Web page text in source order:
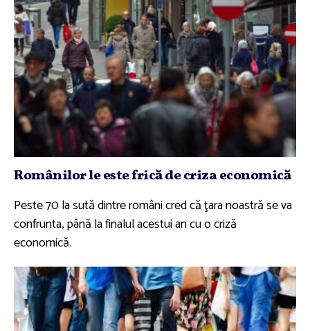
Românilor le este frică de criza economică
Peste 70 la sută dintre români cred că ţara noastră se va
confrunta, până la finalul acestui an cu o criză
economică.